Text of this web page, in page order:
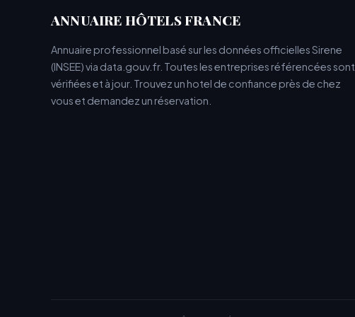
ANNUAIRE HÔTELS FRANCE
Annuaire professionnel basé sur les données officielles Sirene
(INSEE) via data.gouv.fr. Toutes les entreprises référencées sont
vérifiées et à jour. Trouvez un hotel de confiance près de chez
vous et demandez un réservation.